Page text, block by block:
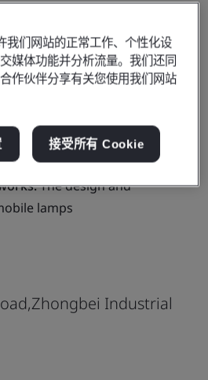
Lighting
and manufacture of
The design and
lamps
Industrial
我们网站的正常工作、个性化设
媒体功能并分析流量。我们还同
作伙伴分享有关您使用我们网站
接受所有 Cookie